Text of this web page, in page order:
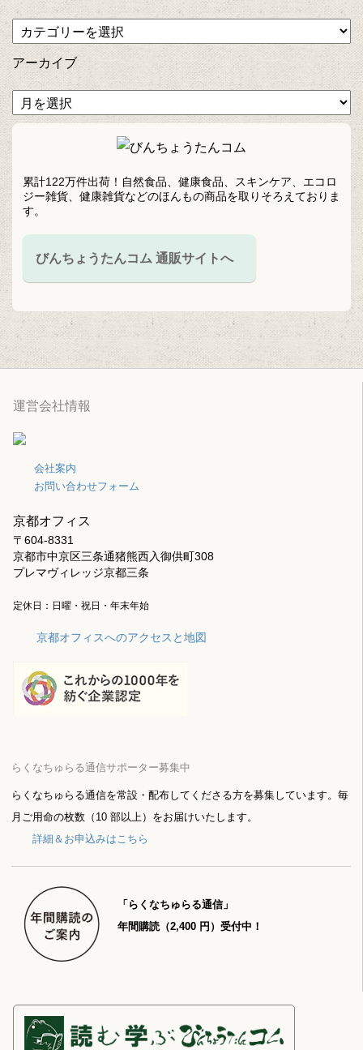
アーカイブ
累計122万件出荷！自然食品、健康食品、スキンケア、エコロ
ジー雑貨、健康雑貨などのほんもの商品を取りそろえておりま
す。
びんちょうたんコム 通販サイトへ
運営会社情報
会社案内
お問い合わせフォーム
京都オフィス
〒604-8331
京都市中京区三条通猪熊西入御供町308
プレマヴィレッジ京都三条
定休日：日曜・祝日・年末年始
京都オフィスへのアクセスと地図
らくなちゅらる通信サポーター募集中
らくなちゅらる通信を常設・配布してくださる方を募集しています。毎
月ご用命の枚数（10 部以上）をお届けいたします。
詳細＆お申込みはこちら
「らくなちゅらる通信」
年間購読（2,400 円）受付中！